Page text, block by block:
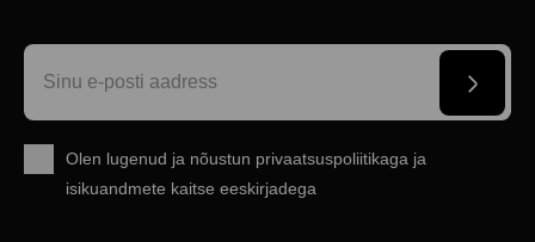
Olen lugenud ja nõustun privaatsuspoliitikaga ja
isikuandmete kaitse eeskirjadega